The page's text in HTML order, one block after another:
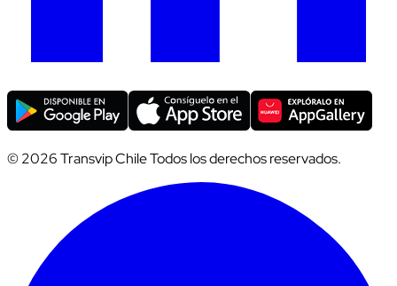
© 2026 Transvip Chile Todos los derechos reservados.